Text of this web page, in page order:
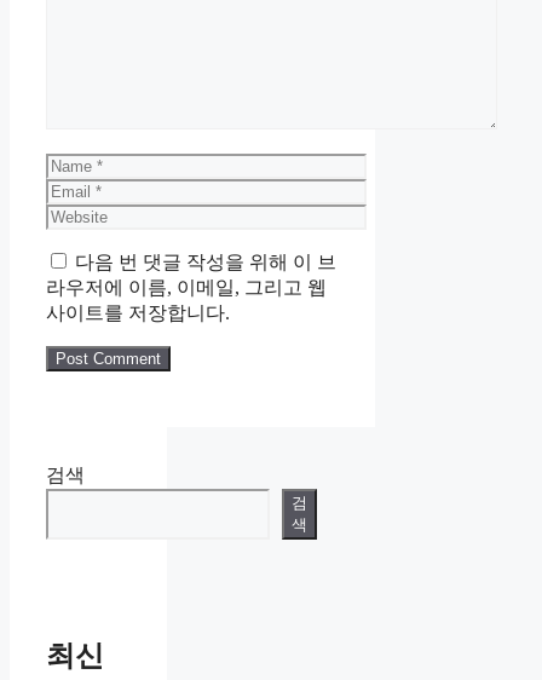
Name
Email
Website
다음 번 댓글 작성을 위해 이 브
라우저에 이름, 이메일, 그리고 웹
사이트를 저장합니다.
검색
검
색
최신